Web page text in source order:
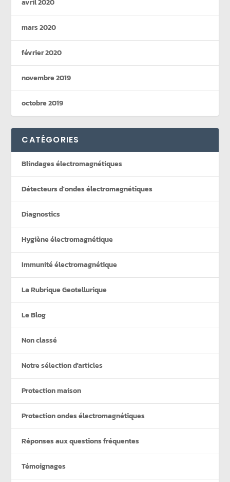
avril 2020
mars 2020
février 2020
novembre 2019
octobre 2019
CATÉGORIES
Blindages électromagnétiques
Détecteurs d'ondes électromagnétiques
Diagnostics
Hygiène électromagnétique
Immunité électromagnétique
La Rubrique Geotellurique
Le Blog
Non classé
Notre sélection d'articles
Protection maison
Protection ondes électromagnétiques
Réponses aux questions fréquentes
Témoignages